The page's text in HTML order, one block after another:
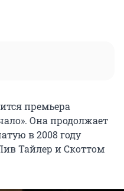
премьера
Она продолжает
в 2008 году
Тайлер и Скоттом